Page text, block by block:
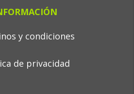
y condiciones
de privacidad